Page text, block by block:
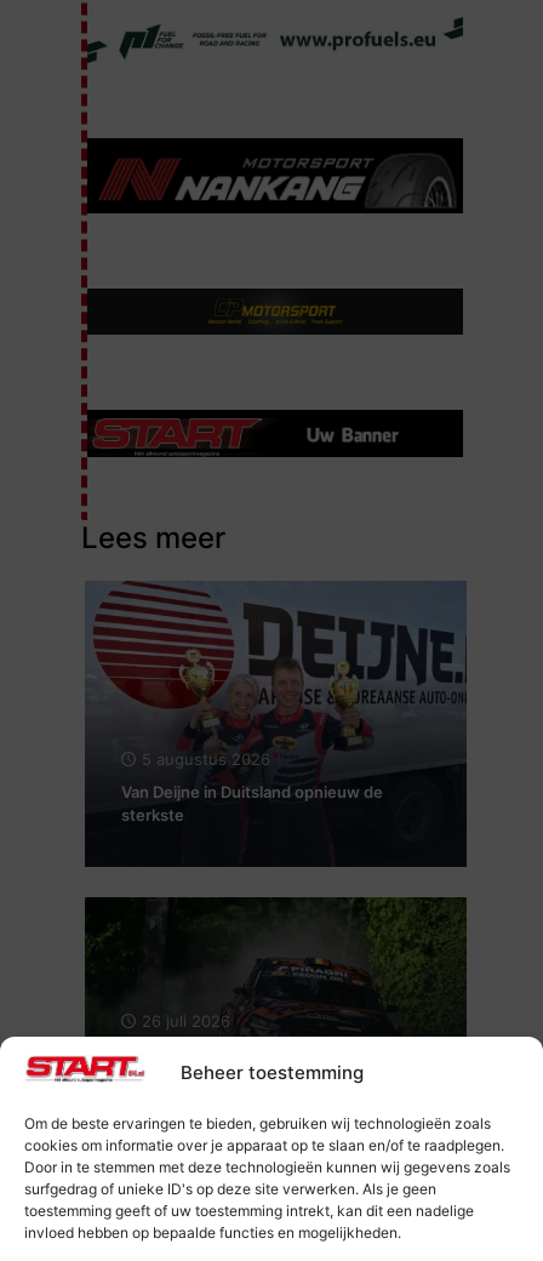
Beheer toestemming
Om de beste ervaringen te bieden, gebruiken wij technologieën zoals
cookies om informatie over je apparaat op te slaan en/of te raadplegen.
Door in te stemmen met deze technologieën kunnen wij gegevens zoals
surfgedrag of unieke ID's op deze site verwerken. Als je geen
toestemming geeft of uw toestemming intrekt, kan dit een nadelige
invloed hebben op bepaalde functies en mogelijkheden.
Lees meer
5 augustus 2026
Van Deijne in Duitsland opnieuw de
sterkste
26 juli 2026
Maxime Potty en Renaud Herman voor
de tweede keer Kampioen van België